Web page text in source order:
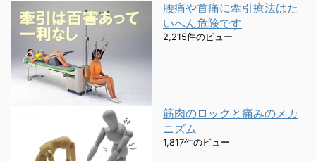
腰痛や首痛に牽引療法はた
いへん危険です
2,215件のビュー
筋肉のロックと痛みのメカ
ニズム
1,817件のビュー